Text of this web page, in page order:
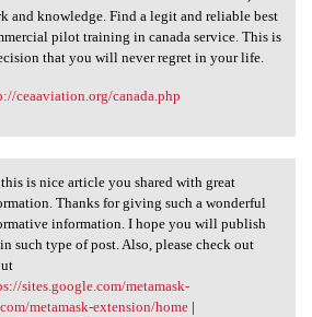
and knowledge. Find a legit and reliable best
pilot training in canada service. This is
that you will never regret in your life.
ceaaviation.org/canada.php
is nice article you
is nice article you shared with great
Thanks for giving such a wonderful
information. I hope you will publish
such type of post. Also, please check out
sites.google.com/metamask-
metamask-extension/home|